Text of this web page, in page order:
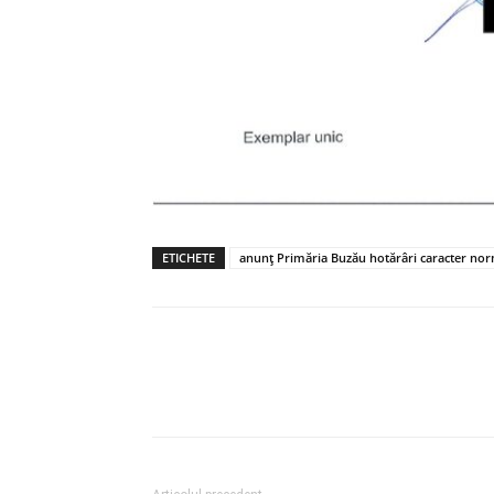
ETICHETE anunț Primăria Buzău hotărâri caracter